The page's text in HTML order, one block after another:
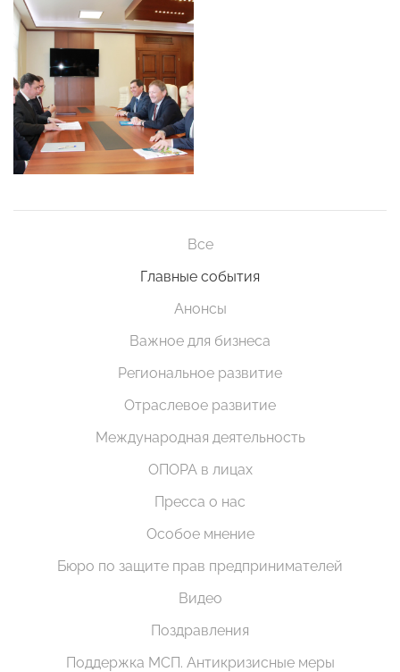
Все
Главные события
Анонсы
Важное для бизнеса
Региональное развитие
Отраслевое развитие
Международная деятельность
ОПОРА в лицах
Пресса о нас
Особое мнение
Бюро по защите прав предпринимателей
Видео
Поздравления
Поддержка МСП. Антикризисные меры